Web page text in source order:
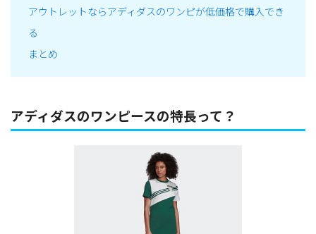
アウトレットならアディダスのワンピが低価格で購入でき
る
まとめ
アディダスのワンピースの特長って？